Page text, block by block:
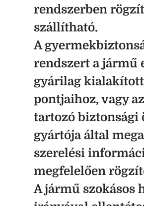
rendszerben
szállítható.
A
rendszert a jármű
gyárilag
pontjaihoz, vagy
tartozó biztonsági
gyártója által
szerelési
megfelelően
A jármű szokásos